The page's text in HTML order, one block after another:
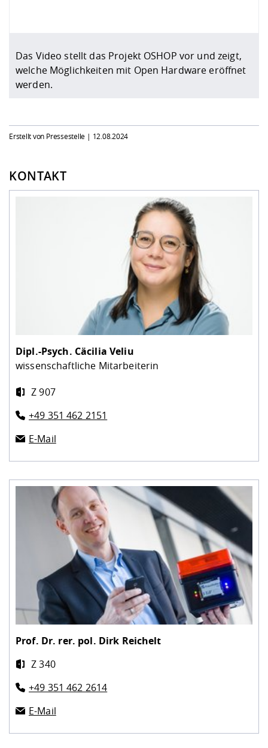
Das Video stellt das Projekt OSHOP vor und zeigt,
welche Möglichkeiten mit Open Hardware eröffnet
werden.
Erstellt von Pressestelle | 12.08.2024
KONTAKT
Dipl.-Psych. Cäcilia Veliu
wissenschaftliche Mitarbeiterin
Z 907
+49 351 462 2151
E-Mail
Prof. Dr. rer. pol. Dirk Reichelt
Z 340
+49 351 462 2614
E-Mail